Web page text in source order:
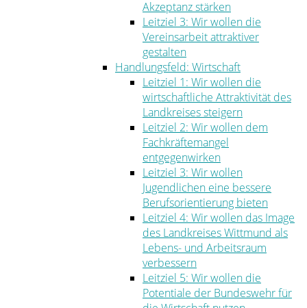
Akzeptanz stärken
Leitziel 3: Wir wollen die
Vereinsarbeit attraktiver
gestalten
Handlungsfeld: Wirtschaft
Leitziel 1: Wir wollen die
wirtschaftliche Attraktivität des
Landkreises steigern
Leitziel 2: Wir wollen dem
Fachkräftemangel
entgegenwirken
Leitziel 3: Wir wollen
Jugendlichen eine bessere
Berufsorientierung bieten
Leitziel 4: Wir wollen das Image
des Landkreises Wittmund als
Lebens- und Arbeitsraum
verbessern
Leitziel 5: Wir wollen die
Potentiale der Bundeswehr für